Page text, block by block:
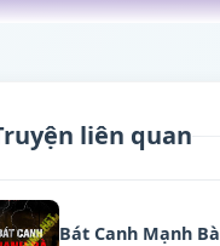
liên quan
Bát Canh Mạnh Bà